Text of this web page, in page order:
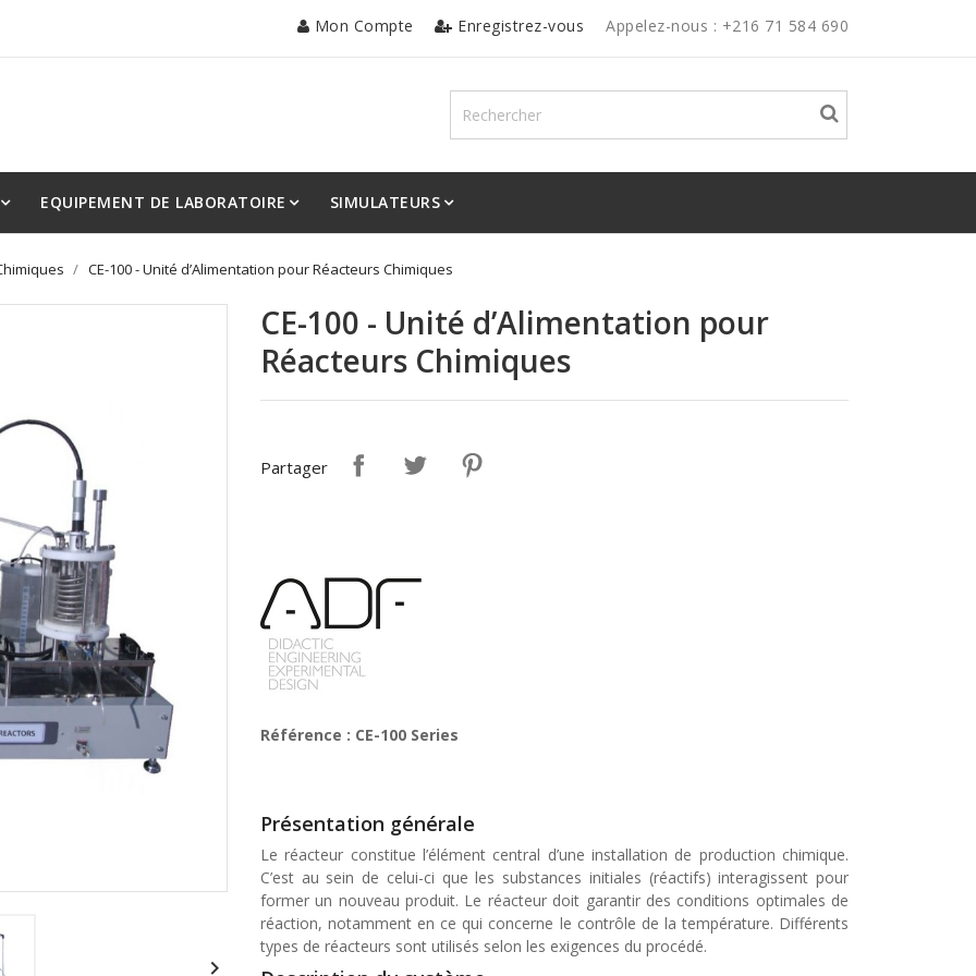
Mon Compte Enregistrez-vous Appelez-nous : +216 71 584 690
EQUIPEMENT DE LABORATOIRE SIMULATEURS
CE-100 - Unité d’Alimentation pour Réacteurs Chimiques

CE-100 - Unité d’Alimentation pour
Réacteurs Chimiques
Partager
Référence : CE-100 Series
Présentation générale
Le réacteur constitue l’élément central d’une installation de production chimique.
C’est au sein de celui-ci que les substances initiales (réactifs) interagissent pour
former un nouveau produit. Le réacteur doit garantir des conditions optimales de
réaction, notamment en ce qui concerne le contrôle de la température. Différents
types de réacteurs sont utilisés selon les exigences du procédé.